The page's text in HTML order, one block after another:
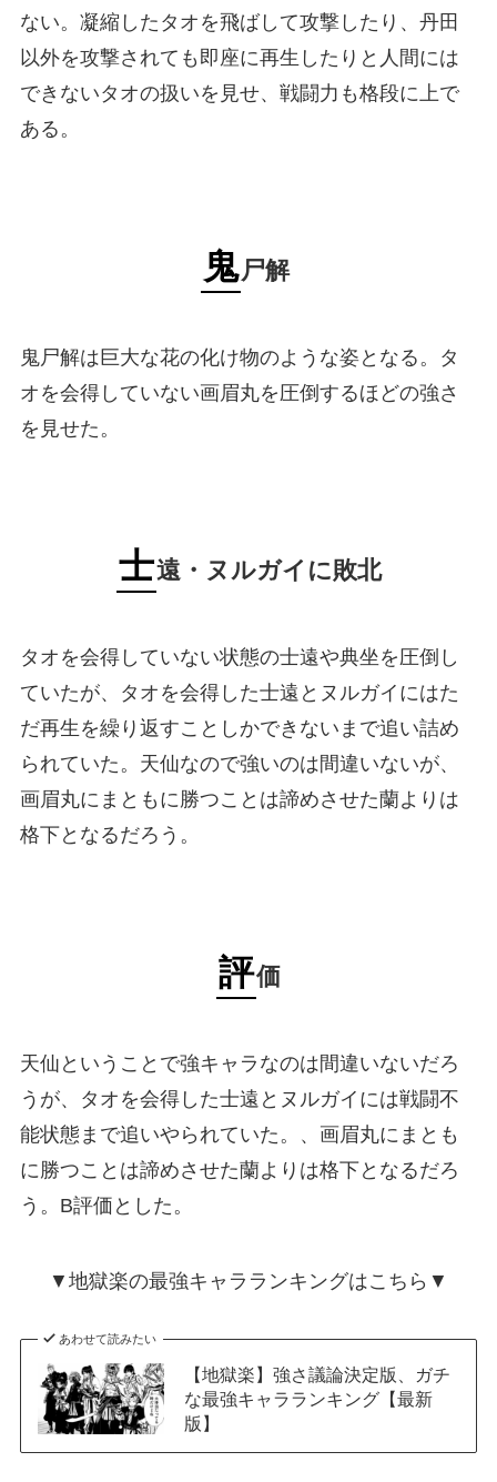
ない。凝縮したタオを飛ばして攻撃したり、丹田
以外を攻撃されても即座に再生したりと人間には
できないタオの扱いを見せ、戦闘力も格段に上で
ある。
鬼尸解
鬼尸解は巨大な花の化け物のような姿となる。タ
オを会得していない画眉丸を圧倒するほどの強さ
を見せた。
士遠・ヌルガイに敗北
タオを会得していない状態の士遠や典坐を圧倒し
ていたが、タオを会得した士遠とヌルガイにはた
だ再生を繰り返すことしかできないまで追い詰め
られていた。天仙なので強いのは間違いないが、
画眉丸にまともに勝つことは諦めさせた蘭よりは
格下となるだろう。
評価
天仙ということで強キャラなのは間違いないだろ
うが、タオを会得した士遠とヌルガイには戦闘不
能状態まで追いやられていた。、画眉丸にまとも
に勝つことは諦めさせた蘭よりは格下となるだろ
う。B評価とした。
▼地獄楽の最強キャラランキングはこちら▼
あわせて読みたい
【地獄楽】強さ議論決定版、ガチ
な最強キャラランキング【最新
版】